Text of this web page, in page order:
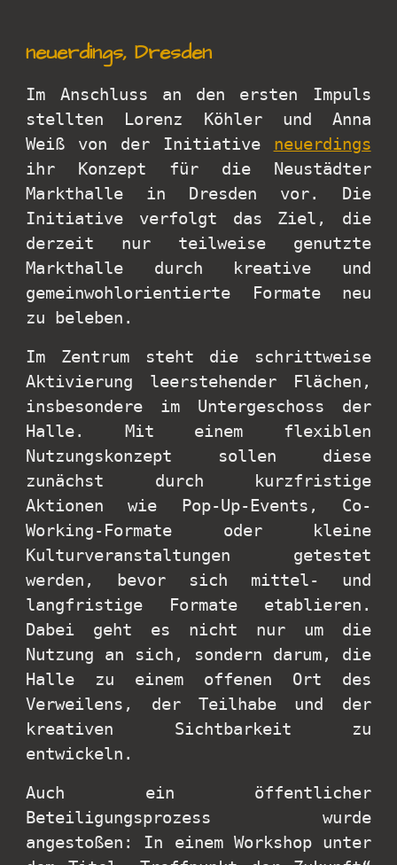
neuerdings, Dresden
Im Anschluss an den ersten Impuls
stellten Lorenz Köhler und Anna
Weiß von der Initiative neuerdings
ihr Konzept für die Neustädter
Markthalle in Dresden vor. Die
Initiative verfolgt das Ziel, die
derzeit nur teilweise genutzte
Markthalle durch kreative und
gemeinwohlorientierte Formate neu
zu beleben.
Im Zentrum steht die schrittweise
Aktivierung leerstehender Flächen,
insbesondere im Untergeschoss der
Halle. Mit einem flexiblen
Nutzungskonzept sollen diese
zunächst durch kurzfristige
Aktionen wie Pop-Up-Events, Co-
Working-Formate oder kleine
Kulturveranstaltungen getestet
werden, bevor sich mittel- und
langfristige Formate etablieren.
Dabei geht es nicht nur um die
Nutzung an sich, sondern darum, die
Halle zu einem offenen Ort des
Verweilens, der Teilhabe und der
kreativen Sichtbarkeit zu
entwickeln.
Auch ein öffentlicher
Beteiligungsprozess wurde
angestoßen: In einem Workshop unter